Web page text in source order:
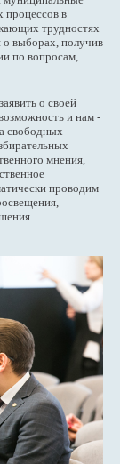
в
трудностях
о выборах, получив
по вопросам,
о своей
и нам -
свободных
мнения,
проводим